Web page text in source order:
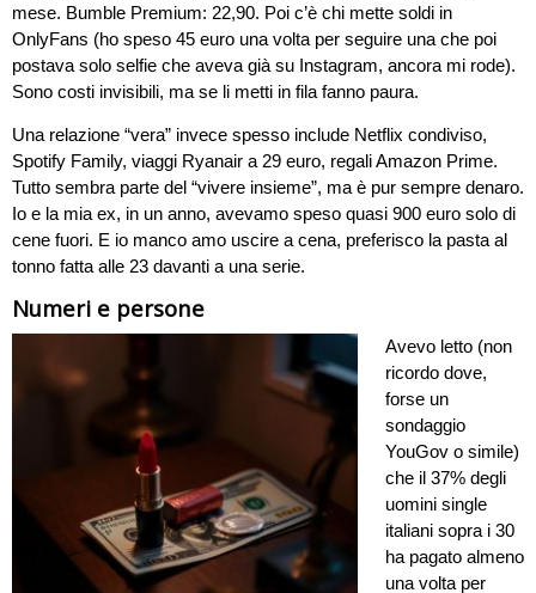
mese. Bumble Premium: 22,90. Poi c’è chi mette soldi in
OnlyFans (ho speso 45 euro una volta per seguire una che poi
postava solo selfie che aveva già su Instagram, ancora mi rode).
Sono costi invisibili, ma se li metti in fila fanno paura.
Una relazione “vera” invece spesso include Netflix condiviso,
Spotify Family, viaggi Ryanair a 29 euro, regali Amazon Prime.
Tutto sembra parte del “vivere insieme”, ma è pur sempre denaro.
Io e la mia ex, in un anno, avevamo speso quasi 900 euro solo di
cene fuori. E io manco amo uscire a cena, preferisco la pasta al
tonno fatta alle 23 davanti a una serie.
Numeri e persone
Avevo letto (non
ricordo dove,
forse un
sondaggio
YouGov o simile)
che il 37% degli
uomini single
italiani sopra i 30
ha pagato almeno
una volta per